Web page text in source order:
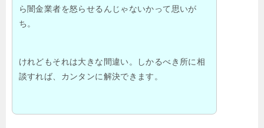
ら闇金業者を怒らせるんじゃないかって思いが
ち。
けれどもそれは大きな間違い。しかるべき所に相
談すれば、カンタンに解決できます。